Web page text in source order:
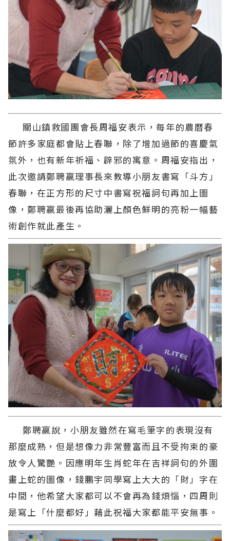
關山鎮救國團會長周福安表示，每年的農曆春
節許多家庭都會貼上春聯，除了增加過節的喜慶氣
氛外，也有新年祈福、辟邪的寓意。周福安指出，
此次邀請鄭聘嬴理事長來教導小朋友書寫「斗方」
春聯，在正方形的尺寸中書寫祝福詞句再加上圖
像，鄭聘嬴最後再協助灑上顏色鮮明的亮粉一幅藝
術創作就此產生。
鄭聘嬴說，小朋友雖然在寫毛筆字的表現沒有
那麼成熟，但是想像力非常豐富而且不受拘束的豪
放令人驚艷。因應明年生肖蛇年在吉祥詞句的外圍
畫上蛇的圖像，錢鵬宇同學寫上大大的「財」字在
中間，他希望大家都可以不會再為錢煩惱，四周則
是寫上「什麼都好」藉此祝福大家都能平安無事。